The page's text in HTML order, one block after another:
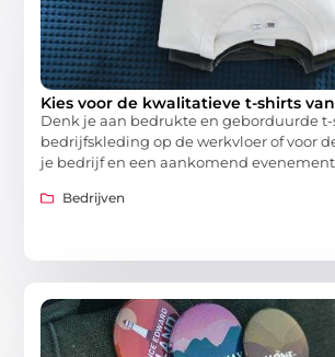
Kies voor de kwalitatieve t-shirts
Denk je aan bedrukte en geborduurde t-
bedrijfskleding op de werkvloer of voor
je bedrijf en een aankomend
Bedrijven